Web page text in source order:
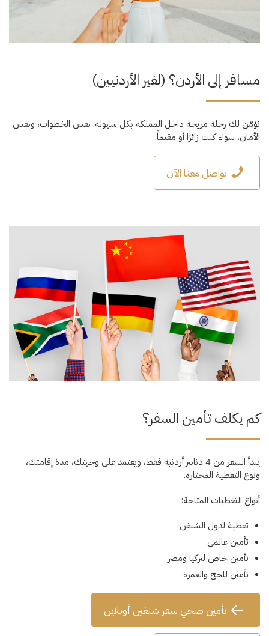
مسافر إلى الأردن؟ (لغير الأردنيين)
نؤمّن لك رحلة مريحة داخل المملكة بكل سهولة. نفس الخطوات، ونفس
الأمان، سواء كنت زائرًا أو مقيماً.
تواصل معنا الآن
كم يكلف تأمين السفر؟
يبدأ السعر من 4 دنانير أردنية فقط، ويعتمد على وجهتك، مدة إقامتك،
ونوع التغطية المختارة.
أنواع التغطيات المتاحة:
تغطية لدول الشنغن
تأمين عالمي
تأمين خاص لتركيا ومصر
تأمين للحج والعمرة
تأمين صحي سفر شنغين أونلاين